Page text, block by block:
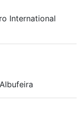
International
Albufeira